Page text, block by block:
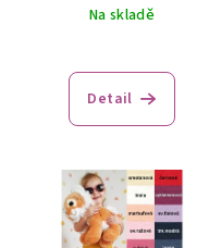
Na skladě
Detail